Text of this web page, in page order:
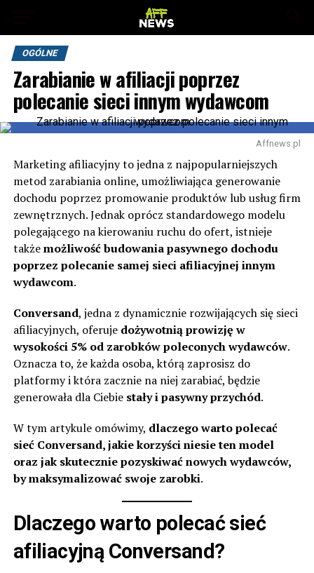
OGÓLNE
Zarabianie w afiliacji poprzez
polecanie sieci innym wydawcom
Affnews.pl
Marketing afiliacyjny to jedna z najpopularniejszych
metod zarabiania online, umożliwiająca generowanie
dochodu poprzez promowanie produktów lub usług firm
zewnętrznych. Jednak oprócz standardowego modelu
polegającego na kierowaniu ruchu do ofert, istnieje
takżemożliwość budowania pasywnego dochodu
poprzez polecanie samej sieci afiliacyjnej innym
wydawcom.
Conversand, jedna z dynamicznie rozwijających się sieci
afiliacyjnych, oferuje dożywotnią prowizję w
wysokości 5% od zarobków poleconych wydawców.
Oznacza to, że każda osoba, którą zaprosisz do
platformy i która zacznie na niej zarabiać, będzie
generowała dla Ciebie stały i pasywny przychód.
W tym artykule omówimy, dlaczego warto polecać
sieć Conversand, jakie korzyści niesie ten model
oraz jak skutecznie pozyskiwać nowych wydawców,
by maksymalizować swoje zarobki.
Dlaczego warto polecać sieć
afiliacyjną Conversand?